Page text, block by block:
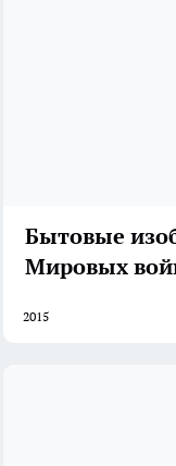
Бытовые
Мировых
2015